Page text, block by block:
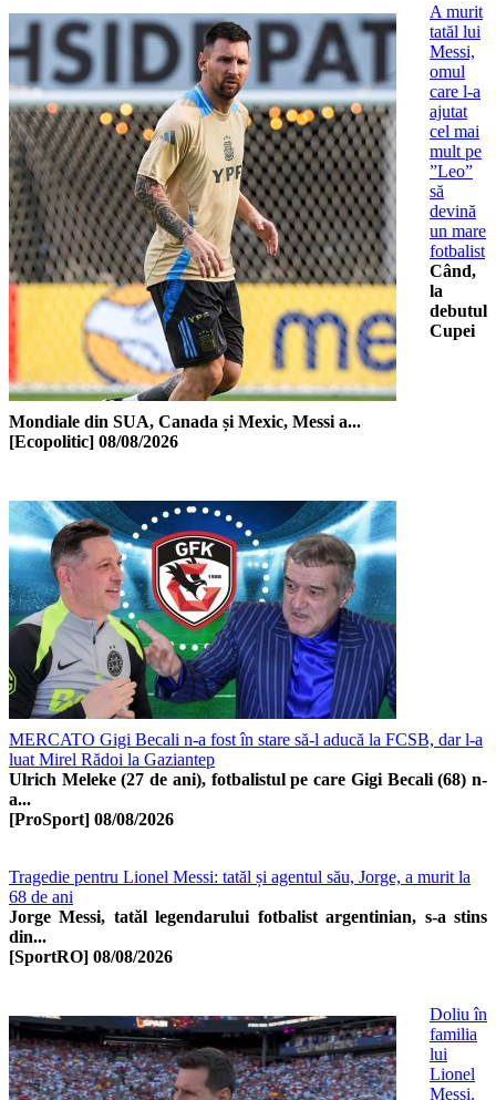
A murit
tatăl lui
Messi,
omul
care l-a
ajutat
cel mai
mult pe
”Leo”
să
devină
un mare
fotbalist
Când,
la
debutul
Cupei
Mondiale din SUA, Canada și Mexic, Messi a...
[Ecopolitic] 08/08/2026
MERCATO Gigi Becali n-a fost în stare să-l aducă la FCSB, dar l-a
luat Mirel Rădoi la Gaziantep
Ulrich Meleke (27 de ani), fotbalistul pe care Gigi Becali (68) n-
a...
[ProSport] 08/08/2026
Tragedie pentru Lionel Messi: tatăl și agentul său, Jorge, a murit la
68 de ani
Jorge Messi, tatăl legendarului fotbalist argentinian, s-a stins
din...
[SportRO] 08/08/2026
Doliu în
familia
lui
Lionel
Messi.